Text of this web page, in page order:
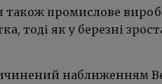
також промислове
тоді як у березні
наближенням